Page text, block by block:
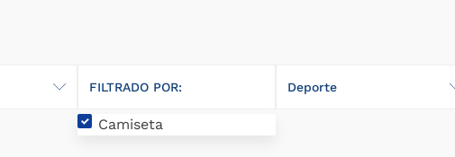
FILTRADO POR:
Camiseta
Deporte
. camiseta
básquet